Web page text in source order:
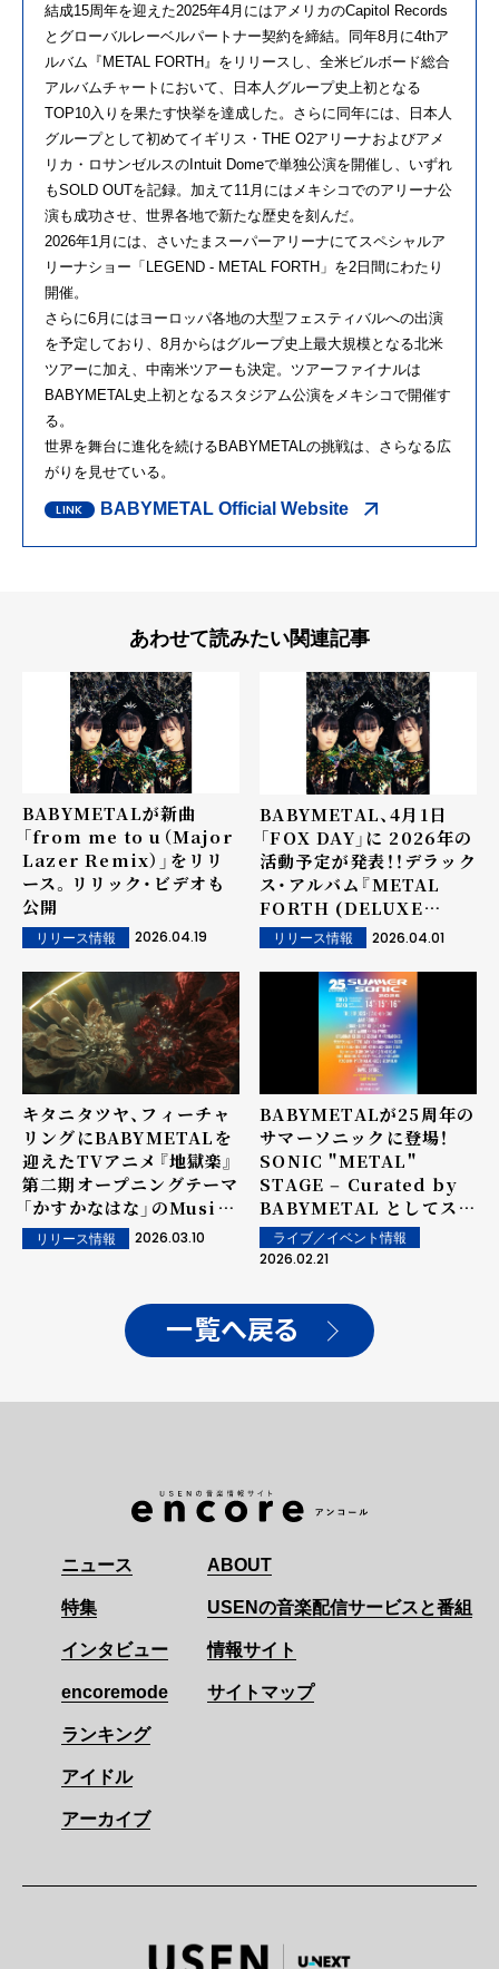
結成15周年を迎えた2025年4月にはアメリカのCapitol Records
とグローバルレーベルパートナー契約を締結。同年8月に4thア
ルバム『METAL FORTH』をリリースし、全米ビルボード総合
アルバムチャートにおいて、日本人グループ史上初となる
TOP10入りを果たす快挙を達成した。さらに同年には、日本人
グループとして初めてイギリス・THE O2アリーナおよびアメ
リカ・ロサンゼルスのIntuit Domeで単独公演を開催し、いずれ
もSOLD OUTを記録。加えて11月にはメキシコでのアリーナ公
演も成功させ、世界各地で新たな歴史を刻んだ。
2026年1月には、さいたまスーパーアリーナにてスペシャルア
リーナショー「LEGEND - METAL FORTH」を2日間にわたり
開催。
さらに6月にはヨーロッパ各地の大型フェスティバルへの出演
を予定しており、8月からはグループ史上最大規模となる北米
ツアーに加え、中南米ツアーも決定。ツアーファイナルは
BABYMETAL史上初となるスタジアム公演をメキシコで開催す
る。
世界を舞台に進化を続けるBABYMETALの挑戦は、さらなる広
がりを見せている。
BABYMETAL Official Website
あわせて読みたい関連記事
BABYMETALが新曲
「from me to u（Major
Lazer Remix）」をリリ
ース。リリック・ビデオも
公開
リリース情報 2026.04.19
BABYMETAL、4月1日
「FOX DAY」に 2026年の
活動予定が発表！！デラック
ス・アルバム『METAL
FORTH (DELUXE
EDITION)』を6月26日
（金）に全世界リリース決
定！！
リリース情報 2026.04.01
キタニタツヤ、フィーチャ
リングにBABYMETALを
迎えたTVアニメ『地獄楽』
第二期オープニングテーマ
「かすかなはな」のMusic
Videoが公開。
リリース情報 2026.03.10
BABYMETALが25周年の
サマーソニックに登場！
SONIC "METAL"
STAGE ‒ Curated by
BABYMETAL としてステ
ージをキュレーション！
ライブ／イベント情報
2026.02.21
一覧へ戻る
ニュース
特集
インタビュー
encoremode
ランキング
アイドル
アーカイブ
ABOUT
USENの音楽配信サービスと番組
情報サイト
サイトマップ